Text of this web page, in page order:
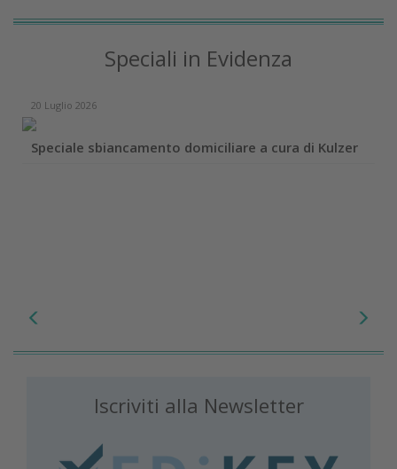
Speciali in Evidenza
20 Luglio 2026
Speciale sbiancamento domiciliare a cura di Kulzer
Iscriviti alla Newsletter